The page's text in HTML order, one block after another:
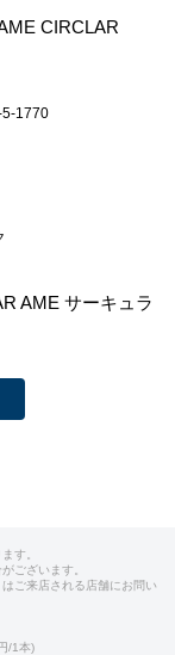
CIRCLAR
5-1770
AME サーキュラ
す。
ございます。
ご来店される店舗にお問い
/1本)